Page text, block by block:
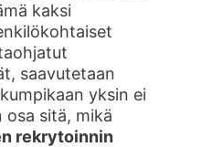
kaksi
saavutetaan
yksin ei
osa sitä, mikä
rekrytoinnin